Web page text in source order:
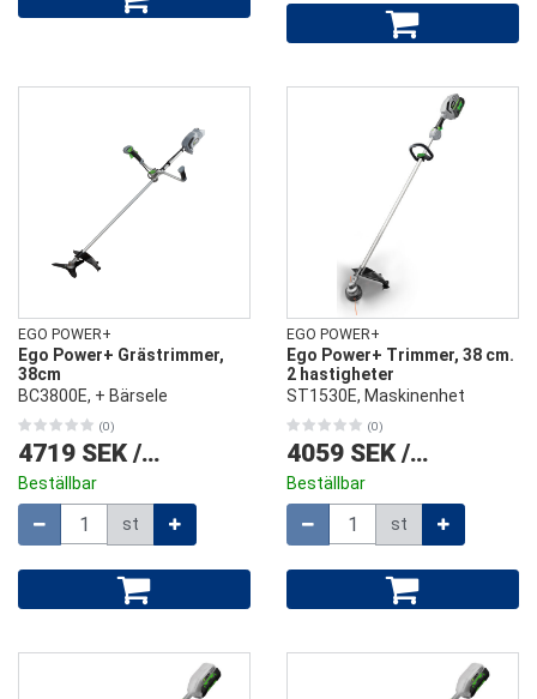
EGO POWER+
Ego Power+ Grästrimmer,
38cm
BC3800E, + Bärsele
(0)
4719 SEK / st
Beställbar
st
EGO POWER+
Ego Power+ Trimmer, 38 cm.
2 hastigheter
ST1530E, Maskinenhet
(0)
4059 SEK / st
Beställbar
st